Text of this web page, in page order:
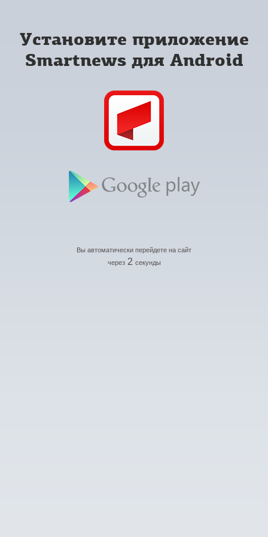
Установите приложение
Smartnews для Android
Вы автоматически перейдете на сайт
через 2 секунды